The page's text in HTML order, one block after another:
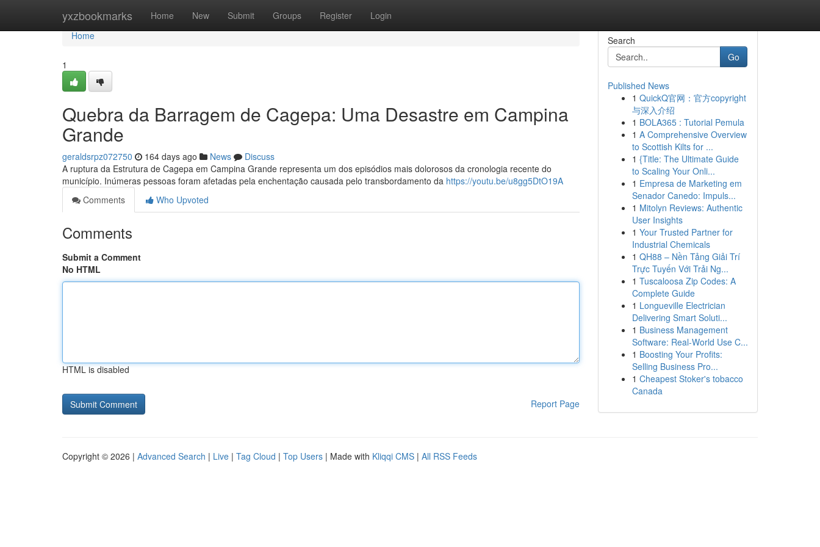
yxzbookmarks Home New Submit Groups Register Login
Home
Home
1
Quebra da Barragem de Cagepa: Uma Desastre em Campina
Grande
geraldsrpz072750 164 days ago News
Discuss
A ruptura da Estrutura de Cagepa em Campina Grande representa um dos episódios mais dolorosos da cronologia recente do
município. Inúmeras pessoas foram afetadas pela enchentação causada pelo transbordamento da https://youtu.be/u8gg5DtO19A
Comments
Who Upvoted
Comments
Submit a Comment
No HTML
HTML is disabled
Report Page
Search
Go
Published News
1 QuickQ官网：官方copyright
与深入介绍
1 BOLA365 : Tutorial Pemula
1 A Comprehensive Overview
to Scottish Kilts for ...
1 {Title: The Ultimate Guide
to Scaling Your Onli...
1 Empresa de Marketing em
Senador Canedo: Impuls...
1 Mitolyn Reviews: Authentic
User Insights
1 Your Trusted Partner for
Industrial Chemicals
1 QH88 – Nền Tảng Giải Trí
Trực Tuyến Với Trải Ng...
1 Tuscaloosa Zip Codes: A
Complete Guide
1 Longueville Electrician
Delivering Smart Soluti...
1 Business Management
Software: Real-World Use C...
1 Boosting Your Profits:
Selling Business Pro...
1 Cheapest Stoker's tobacco
Canada
Copyright © 2026 | Advanced Search | Live | Tag Cloud | Top Users | Made with Kliqqi CMS | All RSS Feeds